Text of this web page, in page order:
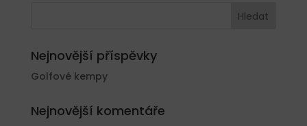
Nejnovější příspěvky
Golfové kempy
Nejnovější komentáře